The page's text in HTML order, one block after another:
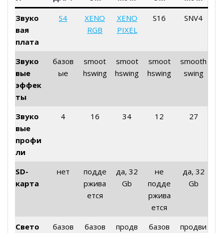
Звуко
вая
плата
S4
XENO
RGB
XENO
PIXEL
S16 SNV4
Звуко
вые
эффек
ты
базов
ые
smoot
hswing
smoot
hswing
smoot
hswing
smooth
swing
Звуко
вые
профи
ли
4 16 34 12 27
SD-
карта
нет
подде
ржива
ется
да, 32
Gb
не
подде
ржива
ется
да, 32
Gb
Свето
базов
базов
продв
базов
продви